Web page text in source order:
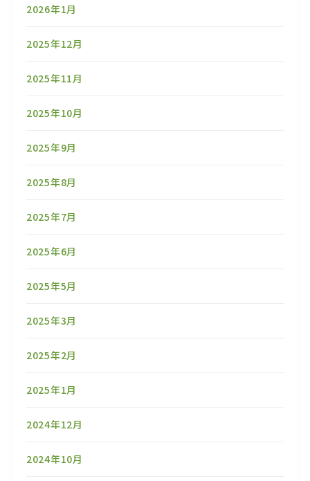
2026年1月
2025年12月
2025年11月
2025年10月
2025年9月
2025年8月
2025年7月
2025年6月
2025年5月
2025年3月
2025年2月
2025年1月
2024年12月
2024年10月